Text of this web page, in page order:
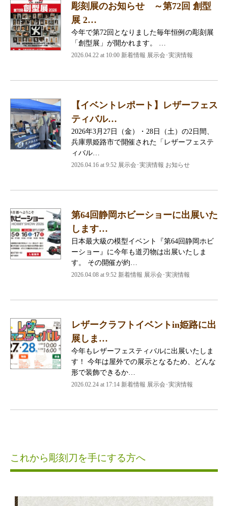
彫刻展のお知らせ ～第72回 創型
展 2…
今年で第72回となりました毎年恒例の彫刻展
「創型展」が開かれます。 …
2026.04.22 at 10:00 新着情報 展示会･実演情報
【イベントレポート】レザーフェス
ティバル…
2026年3月27日（金）・28日（土）の2日間、
兵庫県姫路市で開催された「レザーフェステ
ィバル…
2026.04.16 at 9:52 展示会･実演情報 お知らせ
第64回静岡ホビーショーに出展いた
します…
日本最大級の模型イベント『第64回静岡ホビ
ーショー』に今年も道刃物は出展いたしま
す。 その開催が約…
2026.04.08 at 9:52 新着情報 展示会･実演情報
レザークラフトイベントin姫路に出
展しま…
今年もレザーフェスティバルに出展いたしま
す！ 今年は屋外での展示となるため、どんな
形で装飾できるか…
2026.02.24 at 17:14 新着情報 展示会･実演情報
これから彫刻刀を手にする方へ